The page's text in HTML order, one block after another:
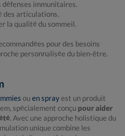
défenses immunitaires.
des articulations.
la qualité du sommeil.
pour des besoins
personnalisée du bien-être.
ou en sprayest un produit
spécialement conçu pour aider
. Avec une approche holistique du
unique combine les